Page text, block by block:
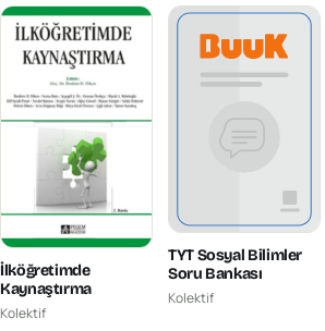
İlköğretimde
Kaynaştırma
Kolektif
TYT Sosyal Bilimler
Soru Bankası
Kolektif